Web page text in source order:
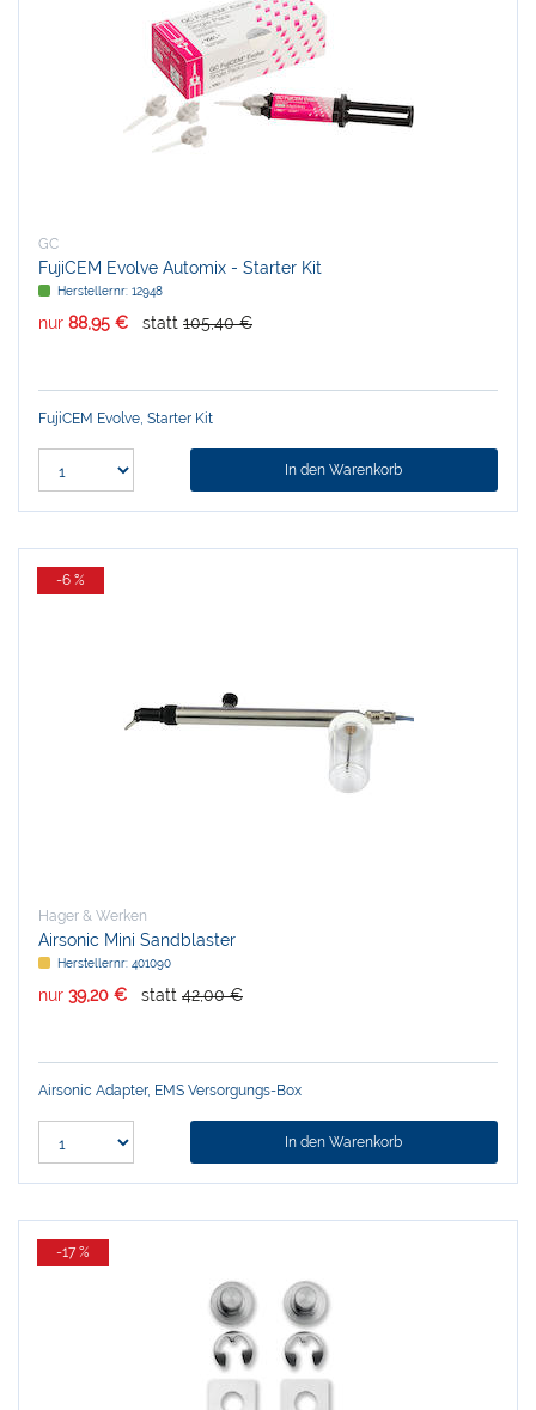
GC
FujiCEM Evolve Automix - Starter Kit
Herstellernr: 12948
nur 88,95 € statt 105,40 €
FujiCEM Evolve, Starter Kit
In den Warenkorb
-6 %
Hager & Werken
Airsonic Mini Sandblaster
Herstellernr: 401090
nur 39,20 € statt 42,00 €
Airsonic Adapter, EMS Versorgungs-Box
In den Warenkorb
-17 %